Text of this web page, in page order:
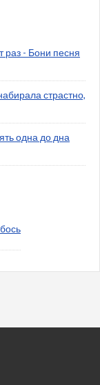
раз - Бони песня
страстно,
одна до дна